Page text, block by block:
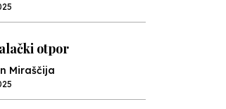
otpor
Miraščija